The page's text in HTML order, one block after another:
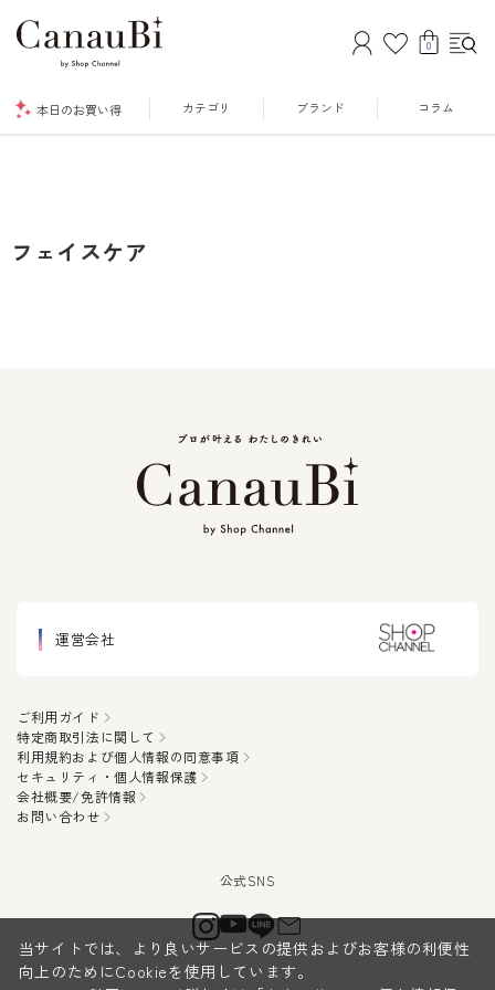
0
本日のお買い得 カテゴリ ブランド コラム
フェイスケア
運営会社
ご利用ガイド
特定商取引法に関して
利用規約および個人情報の同意事項
セキュリティ・個人情報保護
会社概要/免許情報
お問い合わせ
当サイトでは、より良いサービスの提供およびお客様の利便性
向上のためにCookieを使用しています。